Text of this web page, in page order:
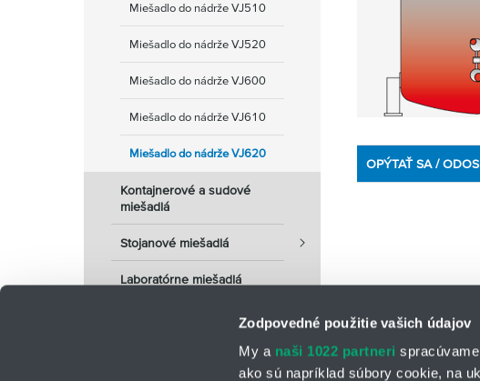
Zodpovedné použitie vašich údajov
My a naši 1022 partneri
ako sú napríklad súbory cookie, na
Miešadlo do nádrže VJ510
Miešadlo do nádrže VJ520
Miešadlo do nádrže VJ600
Miešadlo do nádrže VJ610
Miešadlo do nádrže VJ620
Kontajnerové a sudové
miešadlá
Stojanové miešadlá
Laboratórne miešadlá
OPÝTAŤ SA /